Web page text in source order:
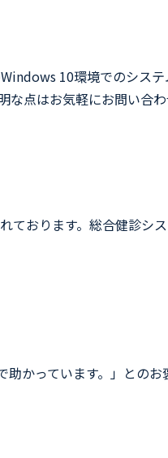
10環境でのシス
点はお気軽にお問い合わ
おります。総合健診シ
かっています。」との